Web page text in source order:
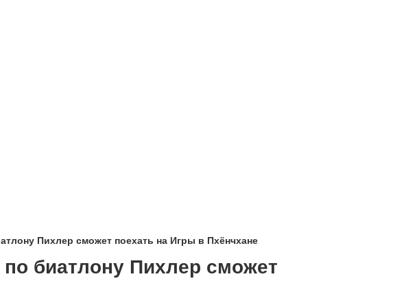
Пихлер сможет поехать на Игры в Пхёнчхане
биатлону Пихлер сможет